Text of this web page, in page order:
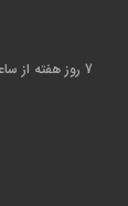
7 روز هفته از ساعت 8 صبح تا 10 شب آماده پاسخگویی به شما عزیزان هستیم